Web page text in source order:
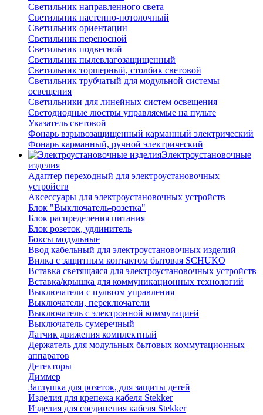
Светильник направленного света
Светильник настенно-потолочный
Светильник ориентации
Светильник переносной
Светильник подвесной
Светильник пылевлагозащищенный
Светильник торшерный, столбик световой
Светильник трубчатый для модульной системы
освещения
Светильники для линейных систем освещения
Светодиодные люстры управляемые на пульте
Указатель световой
Фонарь взрывозащищенный карманный электрический
Фонарь карманный, ручной электрический
Электроустановочные
изделия
Адаптер переходный для электроустановочных
устройств
Аксессуары для электроустановочных устройств
Блок "Выключатель-розетка"
Блок распределения питания
Блок розеток, удлинитель
Боксы модульные
Ввод кабельный для электроустановочных изделий
Вилка с защитным контактом бытовая SCHUKO
Вставка светящаяся для электроустановочных устройств
Вставка/крышка для коммуникационных технологий
Выключатели с пультом управления
Выключатели, переключатели
Выключатель с электронной коммутацией
Выключатель сумеречный
Датчик движения комплектный
Держатель для модульных бытовых коммутационных
аппаратов
Детекторы
Диммер
Заглушка для розеток, для защиты детей
Изделия для крепежа кабеля Stekker
Изделия для соединения кабеля Stekker